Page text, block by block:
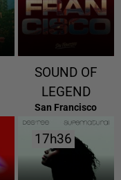
SOUND OF
LEGEND
San Francisco
17h36
17h36